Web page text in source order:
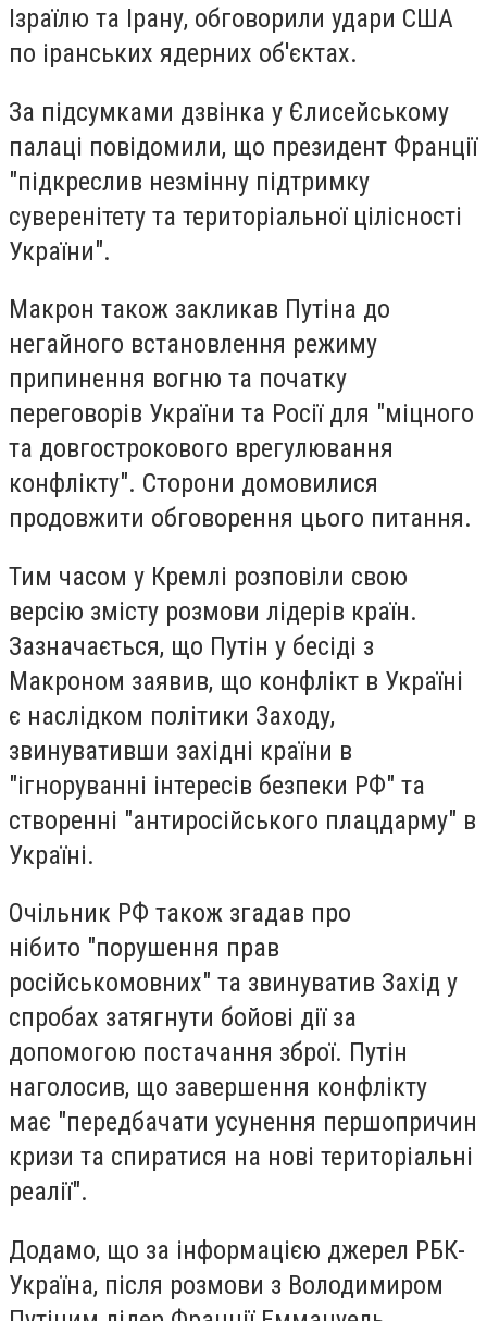
Ізраїлю та Ірану, обговорили удари США
по іранських ядерних об'єктах.
За підсумками дзвінка у Єлисейському
палаці повідомили, що президент Франції
"підкреслив незмінну підтримку
суверенітету та територіальної цілісності
України".
Макрон також закликав Путіна до
негайного встановлення режиму
припинення вогню та початку
переговорів України та Росії для "міцного
та довгострокового врегулювання
конфлікту". Сторони домовилися
продовжити обговорення цього питання.
Тим часом у Кремлі розповіли свою
версію змісту розмови лідерів країн.
Зазначається, що Путін у бесіді з
Макроном заявив, що конфлікт в Україні
є наслідком політики Заходу,
звинувативши західні країни в
"ігноруванні інтересів безпеки РФ" та
створенні "антиросійського плацдарму" в
Україні.
Очільник РФ також згадав про
нібито "порушення прав
російськомовних" та звинуватив Захід у
спробах затягнути бойові дії за
допомогою постачання зброї. Путін
наголосив, що завершення конфлікту
має "передбачати усунення першопричин
кризи та спиратися на нові територіальні
реалії".
Додамо, що за інформацією джерел РБК-
Україна, після розмови з Володимиром